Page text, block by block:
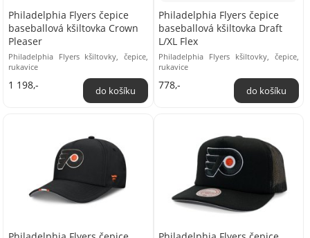
Philadelphia Flyers čepice
baseballová kšiltovka Crown
Pleaser
Philadelphia Flyers kšiltovky, čepice,
rukavice
1 198,-
Philadelphia Flyers čepice
baseballová kšiltovka Draft
L/XL Flex
Philadelphia Flyers kšiltovky, čepice,
rukavice
778,-